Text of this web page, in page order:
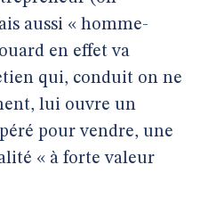
aussi « homme-
en effet va
qui, conduit on ne
lui ouvre un
pour vendre, une
« à forte valeur